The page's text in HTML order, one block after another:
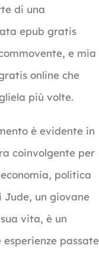
di una
epub gratis
e mia
online che
più volte.
è evidente in
coinvolgente per
politica
un giovane
vita, è un
passate